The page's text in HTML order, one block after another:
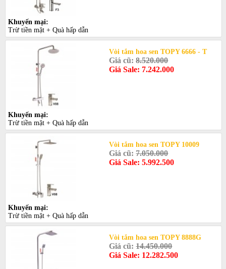
Khuyến mại:
Trừ tiền mặt + Quà hấp dẫn
Vòi tắm hoa sen TOPY 6666 - T
Giá cũ:8.520.000
Giá Sale: 7.242.000
Khuyến mại:
Trừ tiền mặt + Quà hấp dẫn
Vòi tắm hoa sen TOPY 10009
Giá cũ:7.050.000
Giá Sale: 5.992.500
Khuyến mại:
Trừ tiền mặt + Quà hấp dẫn
Vòi tắm hoa sen TOPY 8888G
Giá cũ:14.450.000
Giá Sale: 12.282.500